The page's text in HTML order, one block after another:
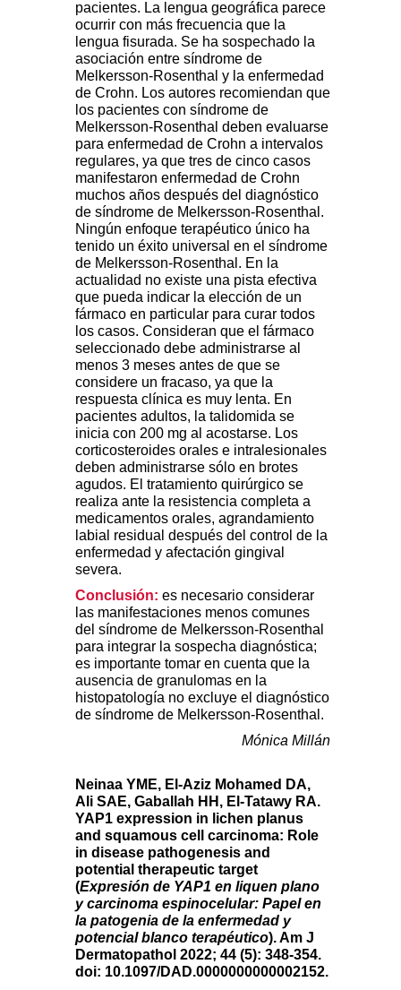
pacientes. La lengua geográfica parece
ocurrir con más frecuencia que la
lengua fisurada. Se ha sospechado la
asociación entre síndrome de
Melkersson-Rosenthal y la enfermedad
de Crohn. Los autores recomiendan que
los pacientes con síndrome de
Melkersson-Rosenthal deben evaluarse
para enfermedad de Crohn a intervalos
regulares, ya que tres de cinco casos
manifestaron enfermedad de Crohn
muchos años después del diagnóstico
de síndrome de Melkersson-Rosenthal.
Ningún enfoque terapéutico único ha
tenido un éxito universal en el síndrome
de Melkersson-Rosenthal. En la
actualidad no existe una pista efectiva
que pueda indicar la elección de un
fármaco en particular para curar todos
los casos. Consideran que el fármaco
seleccionado debe administrarse al
menos 3 meses antes de que se
considere un fracaso, ya que la
respuesta clínica es muy lenta. En
pacientes adultos, la talidomida se
inicia con 200 mg al acostarse. Los
corticosteroides orales e intralesionales
deben administrarse sólo en brotes
agudos. El tratamiento quirúrgico se
realiza ante la resistencia completa a
medicamentos orales, agrandamiento
labial residual después del control de la
enfermedad y afectación gingival
severa.
Conclusión: es necesario considerar
las manifestaciones menos comunes
del síndrome de Melkersson-Rosenthal
para integrar la sospecha diagnóstica;
es importante tomar en cuenta que la
ausencia de granulomas en la
histopatología no excluye el diagnóstico
de síndrome de Melkersson-Rosenthal.
Mónica Millán
Neinaa YME, El-Aziz Mohamed DA,
Ali SAE, Gaballah HH, El-Tatawy RA.
YAP1 expression in lichen planus
and squamous cell carcinoma: Role
in disease pathogenesis and
potential therapeutic target
(Expresión de YAP1 en liquen plano
y carcinoma espinocelular: Papel en
la patogenia de la enfermedad y
potencial blanco terapéutico). Am J
Dermatopathol 2022; 44 (5): 348-354.
doi: 10.1097/DAD.0000000000002152.